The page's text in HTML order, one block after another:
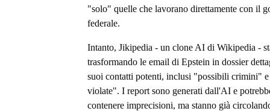
"solo" quelle che lavorano direttamente con il
federale.
Intanto, Jikipedia - un clone AI di Wikipedia -
trasformando le email di Epstein in dossier
suoi contatti potenti, inclusi "possibili crimini"
violate". I report sono generati dall'AI e
contenere imprecisioni, ma stanno già